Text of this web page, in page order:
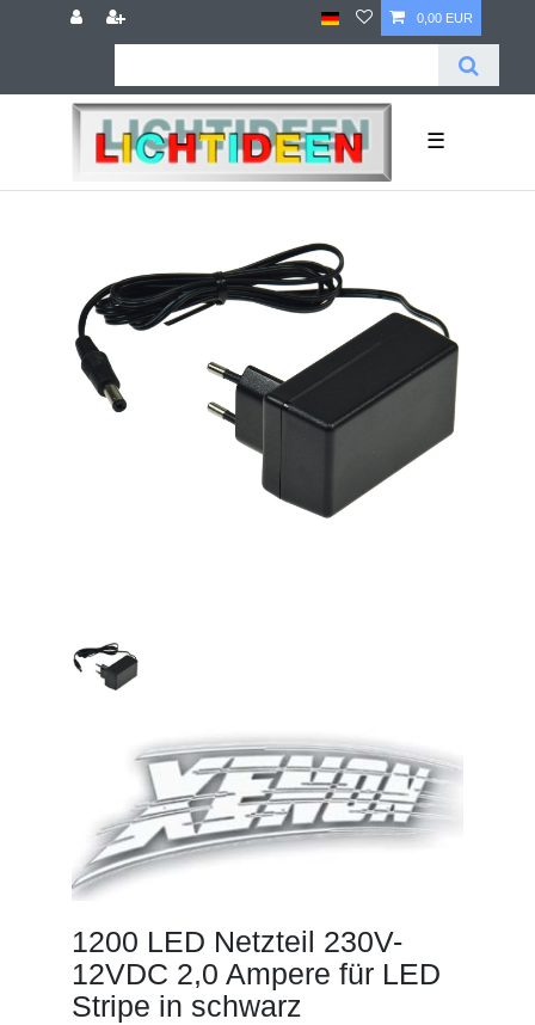
0,00 EUR
☰
1200 LED Netzteil 230V-
12VDC 2,0 Ampere für LED
Stripe in schwarz